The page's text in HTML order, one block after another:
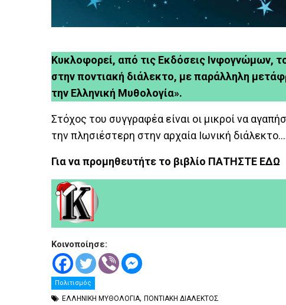
Κυκλοφορεί, από τις Εκδόσεις Ινφογνώμων,
στην ποντιακή διάλεκτο, με παράλληλη
την Ελληνική Μυθολογία».
Στόχος του συγγραφέα είναι οι μικροί να
την πλησιέστερη στην αρχαία Ιωνική
Για να προμηθευτήτε το βιβλίο ΠΑΤΗΣΤΕ ΕΔΩ
Κοινοποίησε:
Πολιτισμός
ΕΛΛΗΝΙΚΗ ΜΥΘΟΛΟΓΙΑ, ΠΟΝΤΙΑΚΗ ΔΙΑΛΕΚΤΟΣ